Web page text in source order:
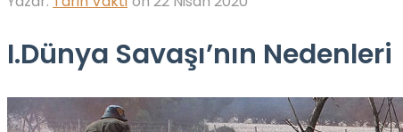
I.Dünya Savaşı’nın Nedenleri